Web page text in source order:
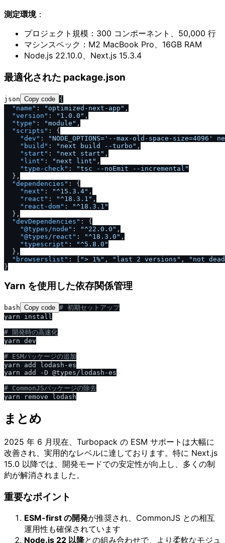
測定環境：
プロジェクト規模：300 コンポーネント、50,000 行
マシンスペック：M2 MacBook Pro、16GB RAM
Node.js 22.10.0、Next.js 15.3.4
最適化された package.json
json Copy code {
"name" : "optimized-next-app" ,
"version" : "1.0.0" ,
"type" : "module" ,
"scripts" :
{
"dev" :
"NODE_OPTIONS='--max-old-space-
"build" : "next build --turbo" ,
"start" : "next start" ,
"lint" : "next lint" ,
"type-check" :
"tsc --noEmit --incremental"
} ,
"dependencies" :
{
"next" : "^15.3.4" ,
"react" : "^18.3.1" ,
"react-dom" :
"^18.3.1"
} ,
"devDependencies" :
{
"@types /node" : "^22.0.0" ,
"@types / react" : "^18.3.0" ,
"typescript" :
"^5.8.0"
} ,
"browserslist" : [ "> 1%" , "last 2 versions" ,
"not
}
Yarn を使用した依存関係管理
bash Copy code # 初期セットアップ
yarn install
# 開発時の高速化
yarn dev
# ESMパッケージの追加
yarn add lodash-es
yarn add -D @types/lodash-es
# CommonJSパッケージの除去
まとめ
2025 年 6 月現在、Turbopack の ESM サポートは大幅に
改善され、実用的なレベルに達しております。特に Next.js
15.0 以降では、開発モードでの安定性が向上し、多くの制
約が解消されました。
重要なポイント
ESM-first の開発が推奨され、CommonJS との相互
運用性も確保されています
Node.js 22 以降との組み合わせで、より柔軟なモジュ